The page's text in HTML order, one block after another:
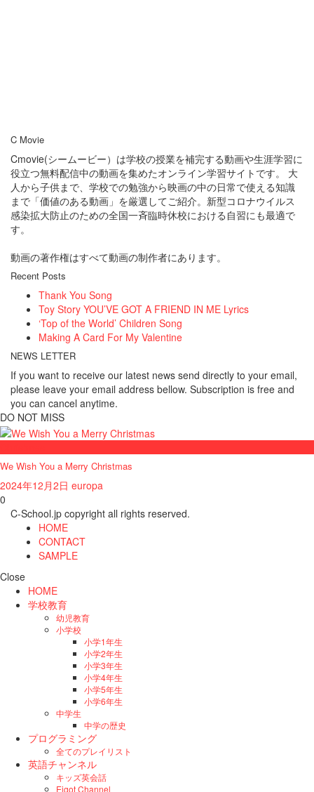
C Movie
Cmovie(シームービー）は学校の授業を補完する動画や生涯学習に
役立つ無料配信中の動画を集めたオンライン学習サイトです。 大
人から子供まで、学校での勉強から映画の中の日常で使える知識
まで「価値のある動画」を厳選してご紹介。新型コロナウイルス
感染拡大防止のための全国一斉臨時休校における自習にも最適で
す。
動画の著作権はすべて動画の制作者にあります。
Recent Posts
Thank You Song
Toy Story YOU’VE GOT A FRIEND IN ME Lyrics
‘Top of the World’ Children Song
Making A Card For My Valentine
NEWS LETTER
If you want to receive our latest news send directly to your email,
please leave your email address bellow. Subscription is free and
you can cancel anytime.
DO NOT MISS
We Wish You a Merry Christmas
2024年12月2日 europa
0
C-School.jp copyright all rights reserved.
HOME
CONTACT
SAMPLE
Close
HOME
学校教育
幼児教育
小学校
小学1年生
小学2年生
小学3年生
小学4年生
小学5年生
小学6年生
中学生
中学の歴史
プログラミング
全てのプレイリスト
英語チャンネル
キッズ英会話
Eigot Channel